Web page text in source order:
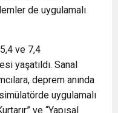
de uygulamalı
ve 7,4
yaşatıldı. Sanal
deprem anında
uygulamalı
ve “Yapısal